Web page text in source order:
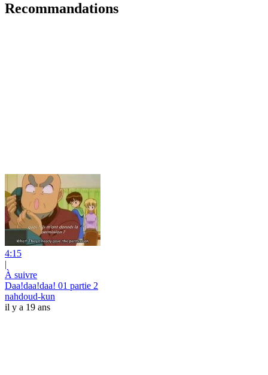
Recommandations
4:15
|
À suivre
Daa!daa!daa! 01 partie 2
nahdoud-kun
il y a 19 ans